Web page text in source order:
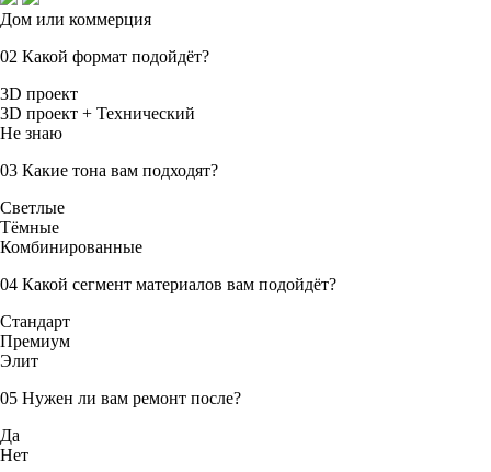
Дом или коммерция
02 Какой формат подойдёт?
3D проект
3D проект + Технический
Не знаю
03 Какие тона вам подходят?
Светлые
Тёмные
Комбинированные
04 Какой сегмент материалов вам подойдёт?
Стандарт
Премиум
Элит
05 Нужен ли вам ремонт после?
Да
Нет